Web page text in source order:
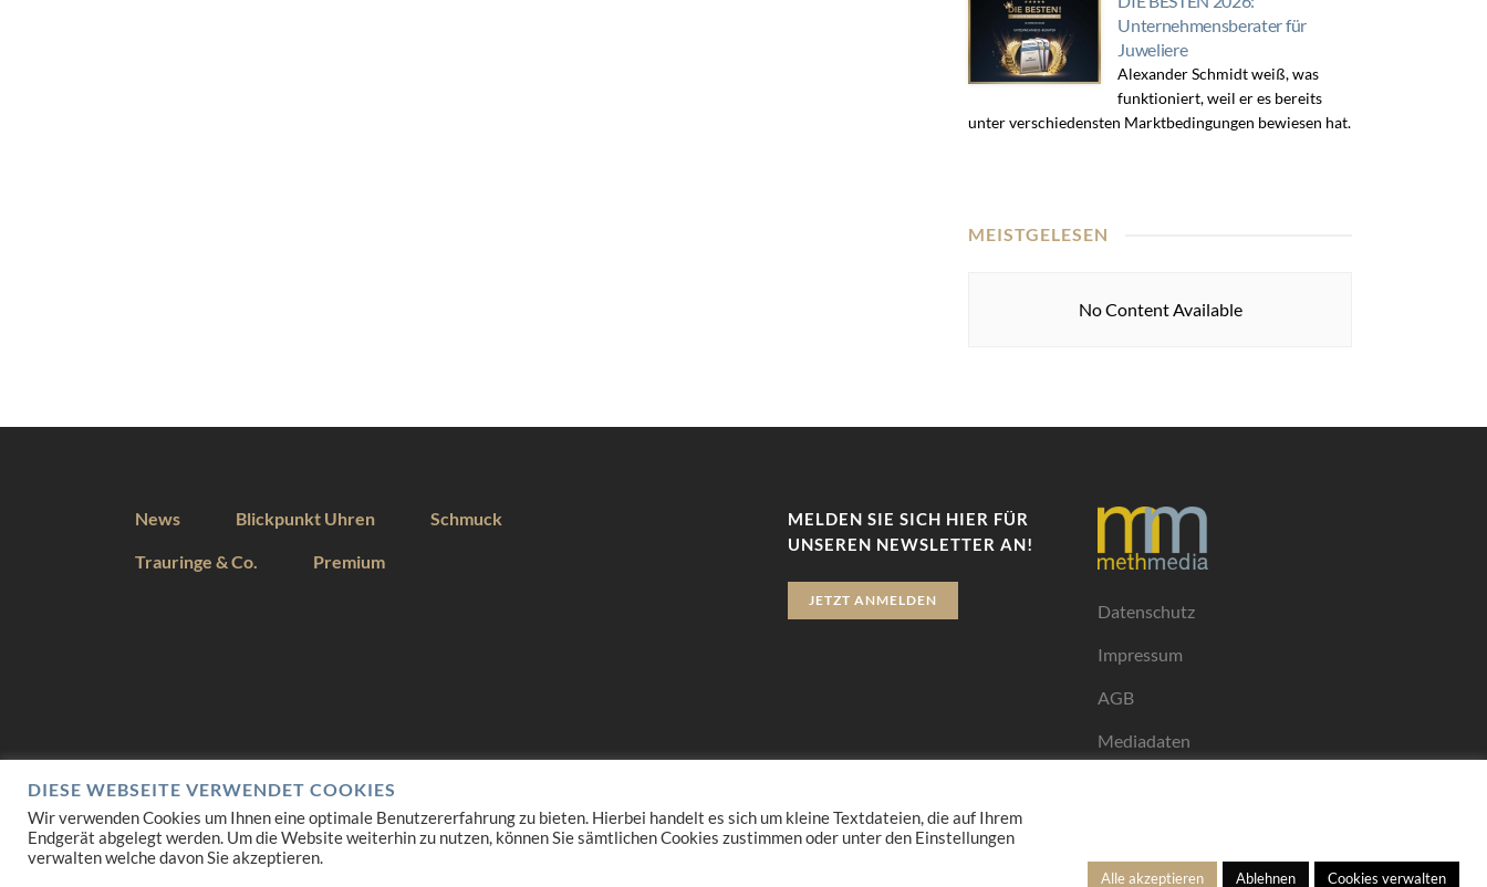
Unternehmensberater für
Juweliere
Alexander Schmidt weiß, was
funktioniert, weil er es bereits
unter verschiedensten Marktbedingungen bewiesen hat.
MEISTGELESEN
No Content Available
News Blickpunkt Uhren Schmuck
Trauringe & Co. Premium
MELDEN SIE SICH HIER FÜR
UNSEREN NEWSLETTER AN!
JETZT ANMELDEN
Datenschutz
Impressum
AGB
Mediadaten
DIESE WEBSEITE VERWENDET COOKIES
Wir verwenden Cookies um Ihnen eine optimale Benutzererfahrung zu bieten. Hierbei handelt es sich um kleine Textdateien, die auf Ihrem
Endgerät abgelegt werden. Um die Website weiterhin zu nutzen, können Sie sämtlichen Cookies zustimmen oder unter den Einstellungen
verwalten welche davon Sie akzeptieren.
Alle akzeptieren Ablehnen Cookies verwalten